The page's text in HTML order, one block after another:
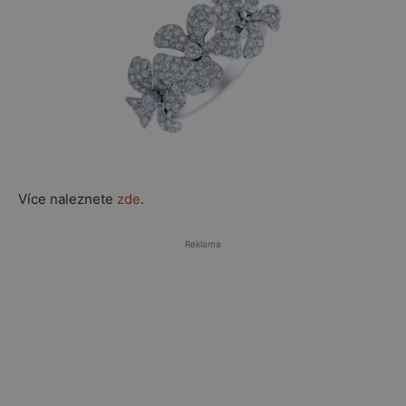
Více naleznete zde.
Reklama